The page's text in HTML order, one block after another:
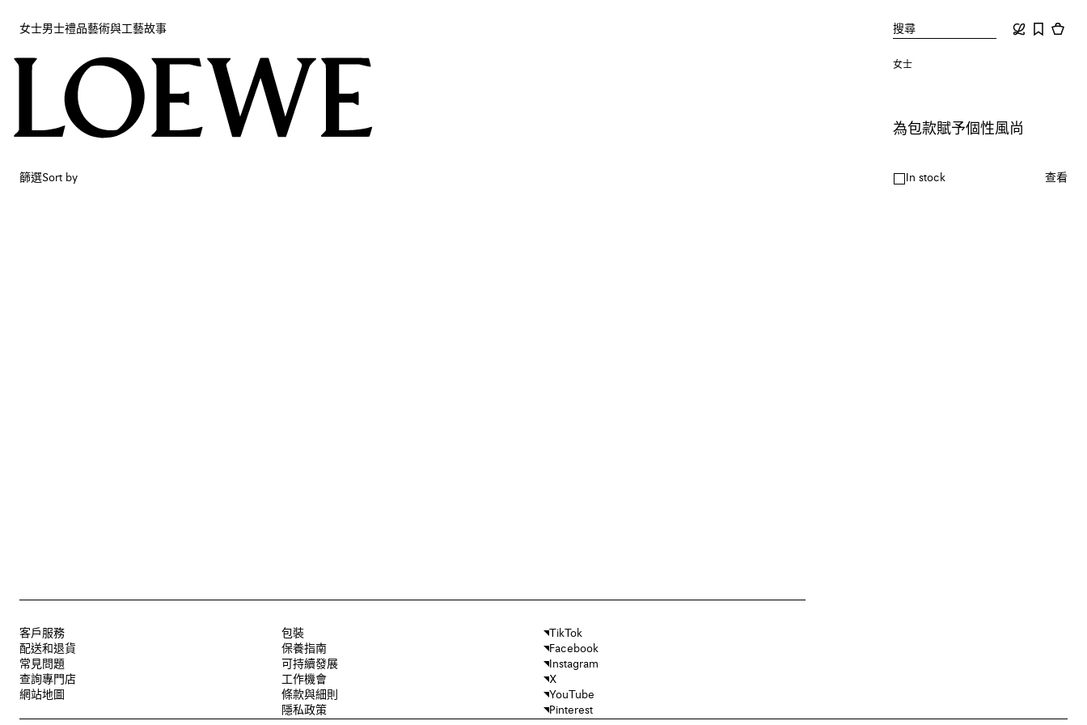
女士男士禮品藝術與工藝故事 搜尋
女士
藝術與工藝
女士
為包款賦予個性風尚
篩選Sort by In stock 查看
客戶服務
配送和退貨
常見問題
查詢專門店
網站地圖
包裝
保養指南
可持續發展
工作機會
條款與細則
隱私政策
TikTok
Facebook
Instagram
X
YouTube
Pinterest